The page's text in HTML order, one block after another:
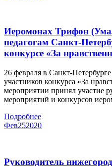
Иеромонах Трифон
педагогам Санкт-
конкурсе «За
26 февраля в Санкт-
участников конкурса «За
мероприятии принял участие
мероприятий и конкурсов
Подробнее
Фев252020
Руководитель